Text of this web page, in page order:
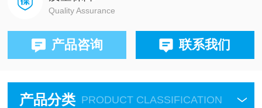
Quality Assurance
产品咨询 联系我们
产品分类 PRODUCT CLASSIFICATION